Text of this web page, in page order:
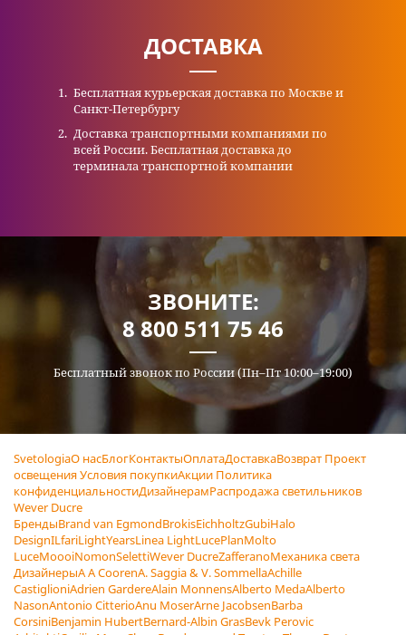
ДОСТАВКА
Бесплатная курьерская доставка по Москве и
Санкт-Петербургу
Доставка транспортными компаниями по
всей России. Бесплатная доставка до
терминала транспортной компании
ЗВОНИТЕ:
8 800 511 75 46
Бесплатный звонок по России (Пн–Пт 10:00–19:00)
SvetologiaО насБлогКонтактыОплатаДоставкаВозврат Проект
освещенияУсловия покупкиАкции Политика
конфиденциальностиДизайнерамРаспродажа светильников
Wever Ducre
БрендыBrand van EgmondBrokisEichholtzGubiHalo
DesignILfariLightYearsLinea LightLucePlanMolto
LuceMoooiNomonSelettiWever DucreZafferanoМеханика света
ДизайнерыA A CoorenA. Saggia & V. SommellaAchille
CastiglioniAdrien GardereAlain MonnensAlberto MedaAlberto
NasonAntonio CitterioAnu MoserArne JacobsenBarba
CorsiniBenjamin HubertBernard-Albin GrasBevk Perovic